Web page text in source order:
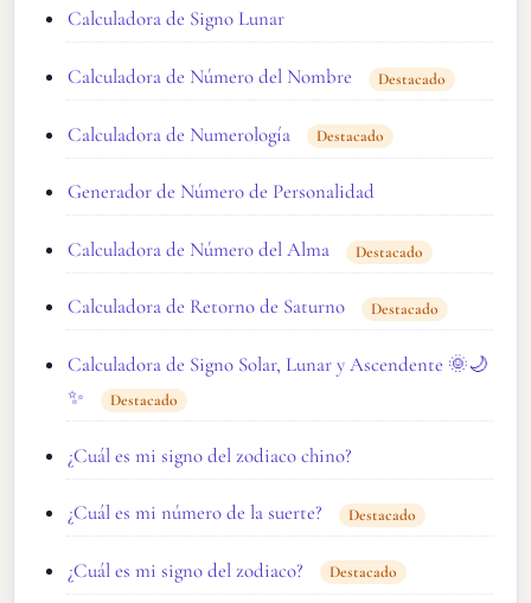
Calculadora de Signo Lunar
Calculadora de Número del Nombre Destacado
Calculadora de Numerología Destacado
Generador de Número de Personalidad
Calculadora de Número del Alma Destacado
Calculadora de Retorno de Saturno Destacado
Calculadora de Signo Solar, Lunar y Ascendente 🌞🌙
✨
Destacado
¿Cuál es mi signo del zodiaco chino?
¿Cuál es mi número de la suerte? Destacado
¿Cuál es mi signo del zodiaco? Destacado